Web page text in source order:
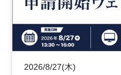
2026/8/27(木)